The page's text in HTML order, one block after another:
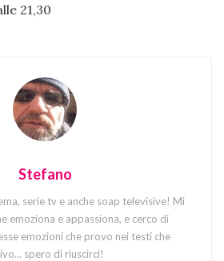
21,30
Stefano
serie tv e anche soap televisive! Mi
emoziona e appassiona, e cerco di
emozioni che provo nei testi che
spero di riuscirci!